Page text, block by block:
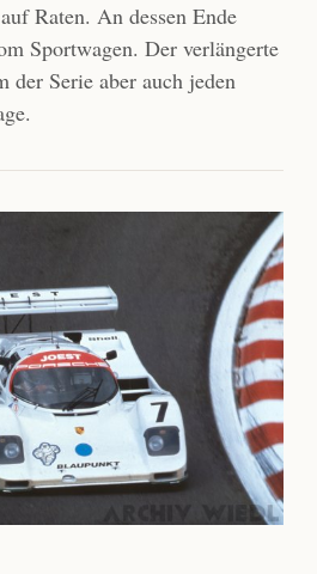
Raten. An dessen Ende
Sportwagen. Der verlängerte
der Serie aber auch jeden